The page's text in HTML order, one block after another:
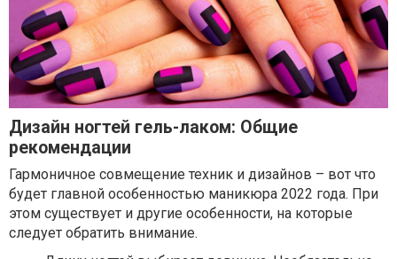
Дизайн ногтей гель-лаком: Общие
рекомендации
Гармоничное совмещение техник и дизайнов – вот что
будет главной особенностью маникюра 2022 года. При
этом существует и другие особенности, на которые
следует обратить внимание.